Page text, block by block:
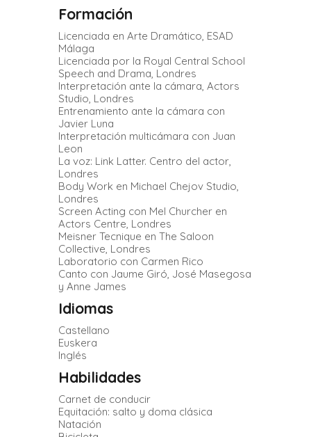
Formación
Licenciada en Arte Dramático, ESAD
Málaga
Licenciada por la Royal Central School
Speech and Drama, Londres
Interpretación ante la cámara, Actors
Studio, Londres
Entrenamiento ante la cámara con
Javier Luna
Interpretación multicámara con Juan
Leon
La voz: Link Latter. Centro del actor,
Londres
Body Work en Michael Chejov Studio,
Londres
Screen Acting con Mel Churcher en
Actors Centre, Londres
Meisner Tecnique en The Saloon
Collective, Londres
Laboratorio con Carmen Rico
Canto con Jaume Giró, José Masegosa
y Anne James
Idiomas
Castellano
Euskera
Inglés
Habilidades
Carnet de conducir
Equitación: salto y doma clásica
Natación